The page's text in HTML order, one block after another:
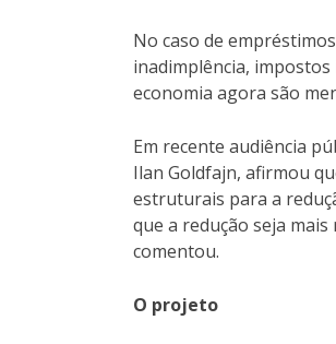
No caso de
inadimplência,
economia agora são
Em recente audiência
Ilan Goldfajn, afirmou
estruturais para a
que a redução seja
comentou.
O projeto